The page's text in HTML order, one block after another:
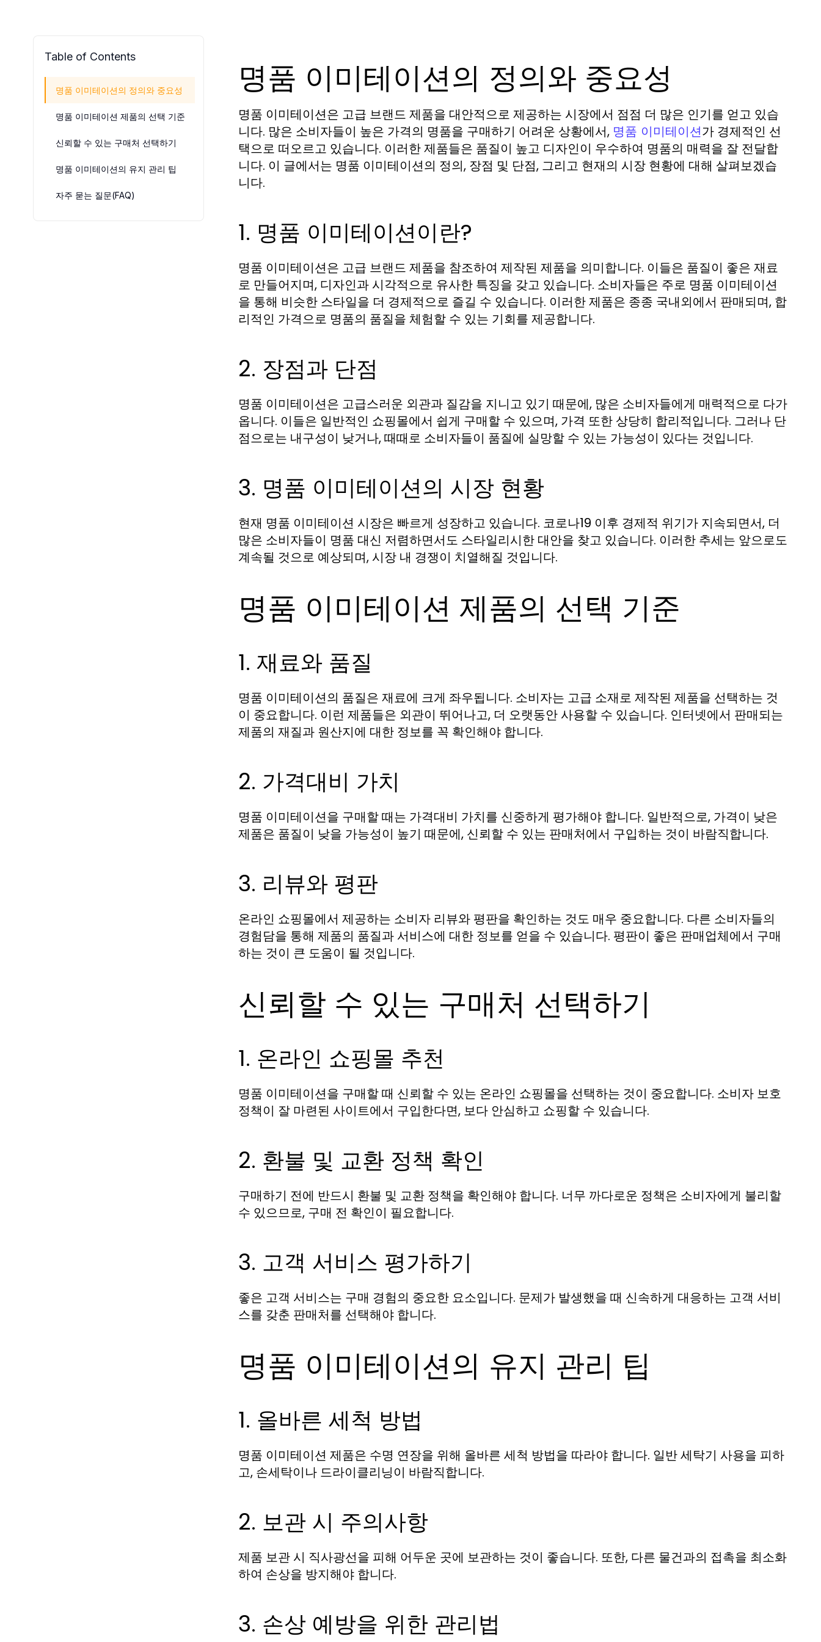
Table of Contents
명품 이미테이션의 정의와 중요성
명품 이미테이션 제품의 선택 기준
신뢰할 수 있는 구매처 선택하기
명품 이미테이션의 유지 관리 팁
자주 묻는 질문(FAQ)
명품 이미테이션의 정의와 중요성
명품 이미테이션은 고급 브랜드 제품을 대안적으로 제공하는 시장에서 점점 더 많은 인기를 얻고 있습
니다. 많은 소비자들이 높은 가격의 명품을 구매하기 어려운 상황에서, 명품 이미테이션가 경제적인 선
택으로 떠오르고 있습니다. 이러한 제품들은 품질이 높고 디자인이 우수하여 명품의 매력을 잘 전달합
니다. 이 글에서는 명품 이미테이션의 정의, 장점 및 단점, 그리고 현재의 시장 현황에 대해 살펴보겠습
니다.
1. 명품 이미테이션이란?
명품 이미테이션은 고급 브랜드 제품을 참조하여 제작된 제품을 의미합니다. 이들은 품질이 좋은 재료
로 만들어지며, 디자인과 시각적으로 유사한 특징을 갖고 있습니다. 소비자들은 주로 명품 이미테이션
을 통해 비슷한 스타일을 더 경제적으로 즐길 수 있습니다. 이러한 제품은 종종 국내외에서 판매되며, 합
리적인 가격으로 명품의 품질을 체험할 수 있는 기회를 제공합니다.
2. 장점과 단점
명품 이미테이션은 고급스러운 외관과 질감을 지니고 있기 때문에, 많은 소비자들에게 매력적으로 다가
옵니다. 이들은 일반적인 쇼핑몰에서 쉽게 구매할 수 있으며, 가격 또한 상당히 합리적입니다. 그러나 단
점으로는 내구성이 낮거나, 때때로 소비자들이 품질에 실망할 수 있는 가능성이 있다는 것입니다.
3. 명품 이미테이션의 시장 현황
현재 명품 이미테이션 시장은 빠르게 성장하고 있습니다. 코로나19 이후 경제적 위기가 지속되면서, 더
많은 소비자들이 명품 대신 저렴하면서도 스타일리시한 대안을 찾고 있습니다. 이러한 추세는 앞으로도
계속될 것으로 예상되며, 시장 내 경쟁이 치열해질 것입니다.
명품 이미테이션 제품의 선택 기준
1. 재료와 품질
명품 이미테이션의 품질은 재료에 크게 좌우됩니다. 소비자는 고급 소재로 제작된 제품을 선택하는 것
이 중요합니다. 이런 제품들은 외관이 뛰어나고, 더 오랫동안 사용할 수 있습니다. 인터넷에서 판매되는
제품의 재질과 원산지에 대한 정보를 꼭 확인해야 합니다.
2. 가격대비 가치
명품 이미테이션을 구매할 때는 가격대비 가치를 신중하게 평가해야 합니다. 일반적으로, 가격이 낮은
제품은 품질이 낮을 가능성이 높기 때문에, 신뢰할 수 있는 판매처에서 구입하는 것이 바람직합니다.
3. 리뷰와 평판
온라인 쇼핑몰에서 제공하는 소비자 리뷰와 평판을 확인하는 것도 매우 중요합니다. 다른 소비자들의
경험담을 통해 제품의 품질과 서비스에 대한 정보를 얻을 수 있습니다. 평판이 좋은 판매업체에서 구매
하는 것이 큰 도움이 될 것입니다.
신뢰할 수 있는 구매처 선택하기
1. 온라인 쇼핑몰 추천
명품 이미테이션을 구매할 때 신뢰할 수 있는 온라인 쇼핑몰을 선택하는 것이 중요합니다. 소비자 보호
정책이 잘 마련된 사이트에서 구입한다면, 보다 안심하고 쇼핑할 수 있습니다.
2. 환불 및 교환 정책 확인
구매하기 전에 반드시 환불 및 교환 정책을 확인해야 합니다. 너무 까다로운 정책은 소비자에게 불리할
수 있으므로, 구매 전 확인이 필요합니다.
3. 고객 서비스 평가하기
좋은 고객 서비스는 구매 경험의 중요한 요소입니다. 문제가 발생했을 때 신속하게 대응하는 고객 서비
스를 갖춘 판매처를 선택해야 합니다.
명품 이미테이션의 유지 관리 팁
1. 올바른 세척 방법
명품 이미테이션 제품은 수명 연장을 위해 올바른 세척 방법을 따라야 합니다. 일반 세탁기 사용을 피하
고, 손세탁이나 드라이클리닝이 바람직합니다.
2. 보관 시 주의사항
제품 보관 시 직사광선을 피해 어두운 곳에 보관하는 것이 좋습니다. 또한, 다른 물건과의 접촉을 최소화
하여 손상을 방지해야 합니다.
3. 손상 예방을 위한 관리법